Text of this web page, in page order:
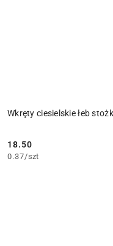
Wkręty ciesielskie łeb
Cena:
18.50
0.37/szt